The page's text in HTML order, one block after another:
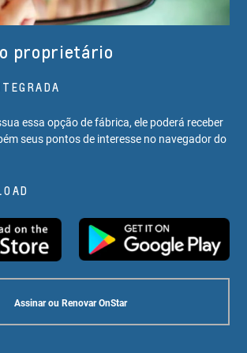
proprietário
essa opção de fábrica, ele poderá receber
seus pontos de interesse no navegador do
Assinar ou Renovar OnStar